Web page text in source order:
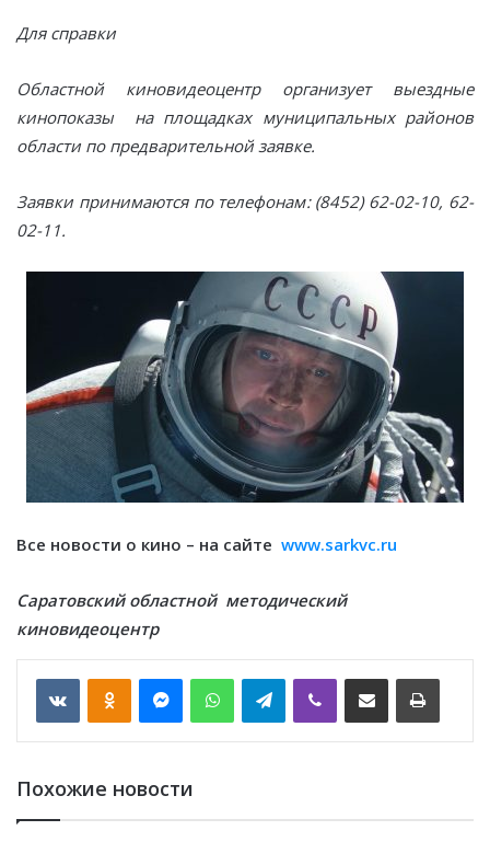
Для справки
Областной киновидеоцентр организует выездные
кинопоказы на площадках муниципальных районов
области по предварительной заявке.
Заявки принимаются по телефонам: (8452) 62-02-10, 62-
02-11.
Все новости о кино – на сайте www.sarkvc.ru
Саратовский областной методический
киновидеоцентр
VKontakte WhatsApp Telegram
Похожие новости